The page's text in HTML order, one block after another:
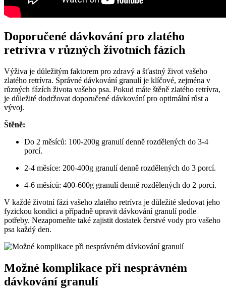
Doporučené dávkování pro zlatého
retrívra v různých životních fázích
Výživa je důležitým faktorem pro zdravý a šťastný život vašeho
zlatého retrívra. Správné dávkování granulí je klíčové, zejména v
různých fázích života vašeho psa. Pokud máte štěně zlatého retrívra,
je důležité dodržovat doporučené dávkování pro optimální růst a
vývoj.
Štěně:
Do 2 měsíců: 100-200g granulí denně rozdělených do 3-4
porcí.
2-4 měsíce: 200-400g granulí denně rozdělených do 3 porcí.
4-6 měsíců: 400-600g granulí denně rozdělených do 2 porcí.
V každé životní fázi vašeho zlatého retrívra je důležité sledovat jeho
fyzickou kondici a případně upravit dávkování granulí podle
potřeby. Nezapomeňte také zajistit dostatek čerstvé vody pro vašeho
psa každý den.
Možné komplikace při nesprávném
dávkování granulí